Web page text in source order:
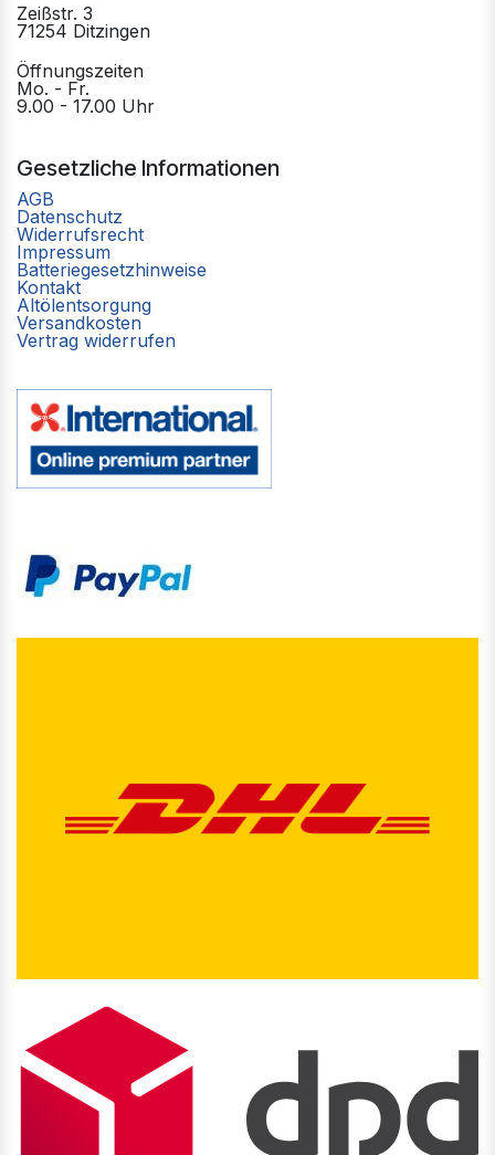
Zeißstr. 3
71254 Ditzingen
Öffnungszeiten
Mo. - Fr.
9.00 - 17.00 Uhr
Gesetzliche Informationen
AGB
Datenschutz
Widerrufsrecht
Impressum
Batteriegesetzhinweise
Kontakt
Altölentsorgung
Versandkosten
Vertrag widerrufen